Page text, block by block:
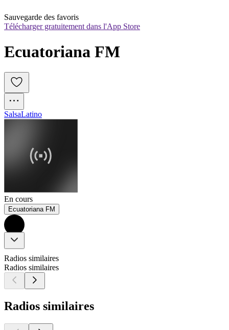
Sauvegarde des favoris
Télécharger gratuitement dans l'App Store
Ecuatoriana FM
SalsaLatino
En cours
Ecuatoriana FM
Radios similaires
Radios similaires
Radios similaires